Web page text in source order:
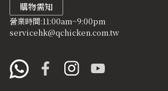
購物需知
營業時間:11:00am~9:00pm
servicehk@qchicken.com.tw